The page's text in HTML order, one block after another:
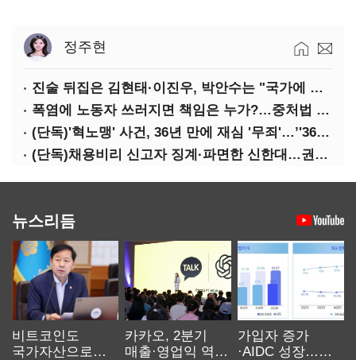
정주현
진술 뒤집은 김현태·이진우, 박안수는 "국가에 헌신"…법정서 드러난 군 수뇌부의 민낯
폭염에 노동자 쓰러지면 책임은 누가?…중처법 처벌될까?
(단독)'혁노맹' 사건, 36년 만에 재심 '무죄'…’'36시간 불법구금·자백강요' 인정
(단독)채용비리 신고자 징계·파면한 신한대…권익위 제동에도 갈등 계속
뉴스리듬
비트코인도
국가자산으로…'
카카오, 2분기
매출·영업익 역대
가입자 증가
·AIDC 성장…